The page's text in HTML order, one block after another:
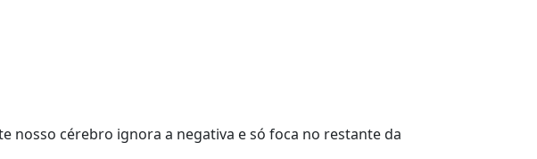
nosso cérebro ignora a negativa e só foca no restante da